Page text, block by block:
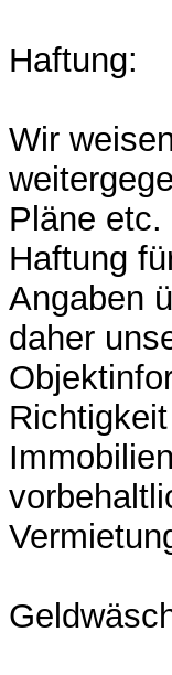
Haftung:
Wir
Pläne
Haftung
Angaben
daher